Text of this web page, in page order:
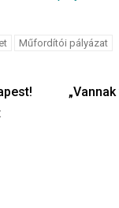
Műfordítói pályázat